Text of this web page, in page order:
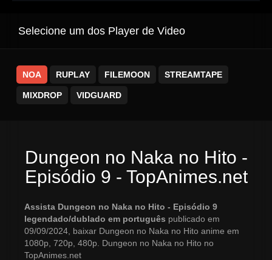
Selecione um dos Player de Video
NOA RUPLAY FILEMOON STREAMTAPE
MIXDROP VIDGUARD
Dungeon no Naka no Hito -
Episódio 9 - TopAnimes.net
Assista Dungeon no Naka no Hito - Episódio 9
legendado/dublado em português publicado em
09/09/2024, baixar Dungeon no Naka no Hito anime em
1080p, 720p, 480p. Dungeon no Naka no Hito no
TopAnimes.net